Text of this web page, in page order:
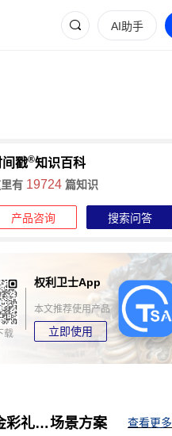
AI助手
间戳®知识百科
有 19724 篇知识
产品咨询 搜索问答
载
权利卫士App
本文推荐使用产品
立即使用
现金彩礼对方不承认怎么录音取证场景方案 查看更多